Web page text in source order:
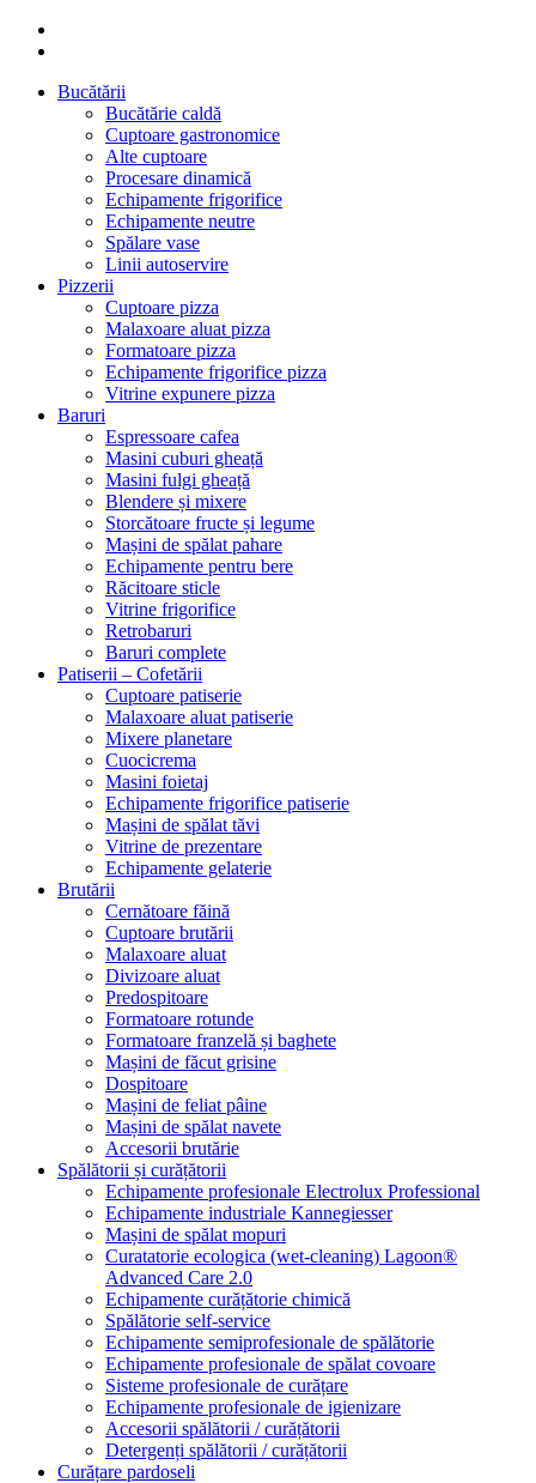
Bucătării
Bucătărie caldă
Cuptoare gastronomice
Alte cuptoare
Procesare dinamică
Echipamente frigorifice
Echipamente neutre
Spălare vase
Linii autoservire
Pizzerii
Cuptoare pizza
Malaxoare aluat pizza
Formatoare pizza
Echipamente frigorifice pizza
Vitrine expunere pizza
Baruri
Espressoare cafea
Masini cuburi gheață
Masini fulgi gheață
Blendere și mixere
Storcătoare fructe și legume
Mașini de spălat pahare
Echipamente pentru bere
Răcitoare sticle
Vitrine frigorifice
Retrobaruri
Baruri complete
Patiserii – Cofetării
Cuptoare patiserie
Malaxoare aluat patiserie
Mixere planetare
Cuocicrema
Masini foietaj
Echipamente frigorifice patiserie
Mașini de spălat tăvi
Vitrine de prezentare
Echipamente gelaterie
Brutării
Cernătoare făină
Cuptoare brutării
Malaxoare aluat
Divizoare aluat
Predospitoare
Formatoare rotunde
Formatoare franzelă și baghete
Mașini de făcut grisine
Dospitoare
Mașini de feliat pâine
Mașini de spălat navete
Accesorii brutărie
Spălătorii și curățătorii
Echipamente profesionale Electrolux Professional
Echipamente industriale Kannegiesser
Mașini de spălat mopuri
Curatatorie ecologica (wet-cleaning) Lagoon®
Advanced Care 2.0
Echipamente curățătorie chimică
Spălătorie self-service
Echipamente semiprofesionale de spălătorie
Echipamente profesionale de spălat covoare
Sisteme profesionale de curățare
Echipamente profesionale de igienizare
Accesorii spălătorii / curățătorii
Detergenți spălătorii / curățătorii
Curățare pardoseli